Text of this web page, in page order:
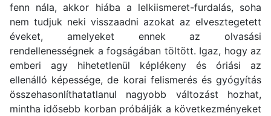
fenn nála, akkor hiába a lelkiismeret-furdalás, soha
nem tudjuk neki visszaadni azokat az elvesztegetett
éveket, amelyeket ennek az olvasási
rendellenességnek a fogságában töltött. Igaz, hogy az
emberi agy hihetetlenül képlékeny és óriási az
ellenálló képessége, de korai felismerés és gyógyítás
összehasonlíthatatlanul nagyobb változást hozhat,
mintha idősebb korban próbálják a következményeket